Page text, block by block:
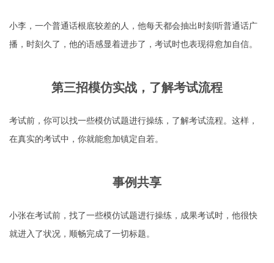
小李，一个普通话根底较差的人，他每天都会抽出时刻听普通话广
播，时刻久了，他的语感显着进步了，考试时也表现得愈加自信。
第三招模仿实战，了解考试流程
考试前，你可以找一些模仿试题进行操练，了解考试流程。这样，
在真实的考试中，你就能愈加镇定自若。
事例共享
小张在考试前，找了一些模仿试题进行操练，成果考试时，他很快
就进入了状况，顺畅完成了一切标题。